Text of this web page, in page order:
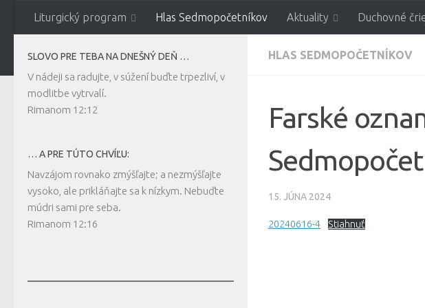
Preskočiť na obsah
Gréckokatolícka farnosť
Bratislavská eparchia
Liturgický program Hlas Sedmopočetníkov Aktuality Duchovné
HLAS SEDMOPOČETNÍKOV
Farské
15. JÚNA 2024
20240616-4 Stiahnuť
SLOVO PRE TEBA NA DNEŠNÝ DEŇ …
V nádeji sa radujte, v súžení buďte trpezliví, v
modlitbe vytrvalí.
Rimanom 12:12
… A PRE TÚTO CHVÍĽU:
Navzájom rovnako zmýšľajte; a nezmýšľajte
vysoko, ale prikláňajte sa k nízkym. Nebuďte
múdri sami pre seba.
Rimanom 12:16